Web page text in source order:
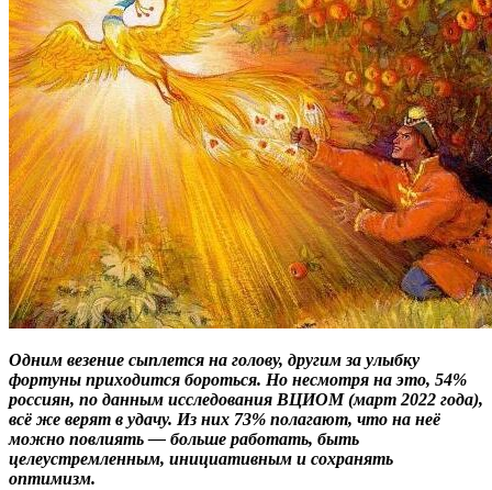
Одним везение сыплется на голову, другим за улыбку
фортуны приходится бороться. Но несмотря на это, 54%
россиян, по данным исследования ВЦИОМ (март 2022 года),
всё же верят в удачу. Из них 73% полагают, что на неё
можно повлиять — больше работать, быть
целеустремленным, инициативным и сохранять
оптимизм.